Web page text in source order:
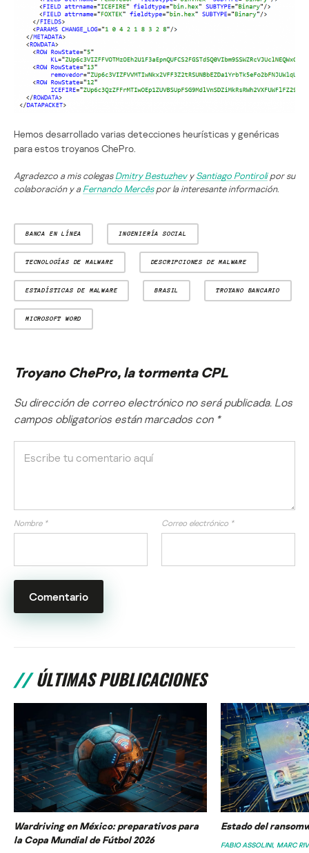
Hemos desarrollado varias detecciones heurísticas y genéricas
para estos troyanos ChePro.
Agradezco a mis colegasDmitry BestuzhevySantiago Pontirolipor su
colaboración y a Fernando Mercêspor la interesante información.
BANCA EN LÍNEA INGENIERÍA SOCIAL
TECNOLOGÍAS DE MALWARE DESCRIPCIONES DE MALWARE
ESTADÍSTICAS DE MALWARE BRASIL TROYANO BANCARIO
MICROSOFT WORD
Troyano ChePro, la tormenta CPL
Su dirección de correo electrónico no será publicada. Los
campos obligatorios están marcados con *
Nombre * Correo electrónico *
ÚLTIMAS PUBLICACIONES
Wardriving en México: preparativos para
la Copa Mundial de Fútbol 2026
Estado del
FABIO ASSOLINI MARC